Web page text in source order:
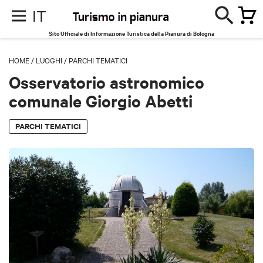
IT
Sito Ufficiale di Informazione Turistica della Pianura di Bologna
HOME / LUOGHI / PARCHI TEMATICI
Osservatorio astronomico
comunale Giorgio Abetti
PARCHI TEMATICI